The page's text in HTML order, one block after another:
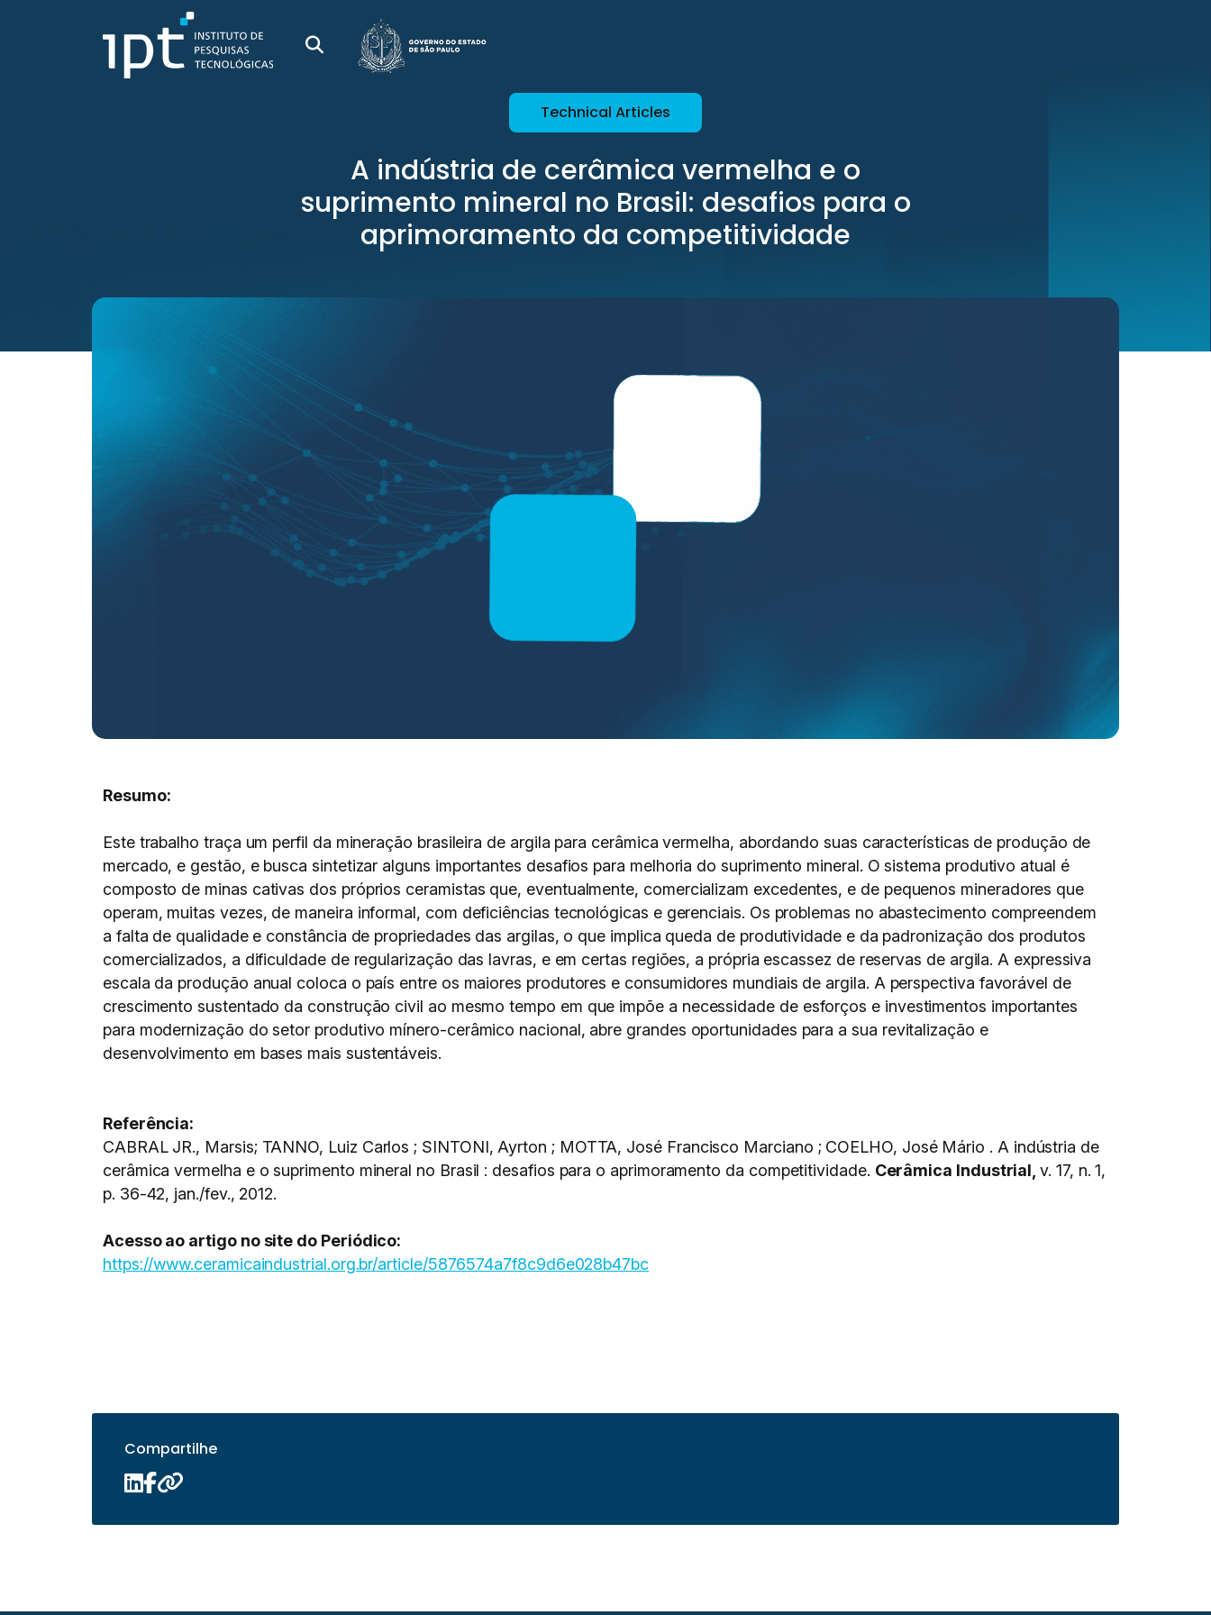
Technical Articles
A indústria de cerâmica vermelha e o
suprimento mineral no Brasil: desafios para o
aprimoramento da competitividade
Resumo:
Este trabalho traça um perfil da mineração brasileira de argila para cerâmica vermelha, abordando suas características de produção de
mercado, e gestão, e busca sintetizar alguns importantes desafios para melhoria do suprimento mineral. O sistema produtivo atual é
composto de minas cativas dos próprios ceramistas que, eventualmente, comercializam excedentes, e de pequenos mineradores que
operam, muitas vezes, de maneira informal, com deficiências tecnológicas e gerenciais. Os problemas no abastecimento compreendem
a falta de qualidade e constância de propriedades das argilas, o que implica queda de produtividade e da padronização dos produtos
comercializados, a dificuldade de regularização das lavras, e em certas regiões, a própria escassez de reservas de argila. A expressiva
escala da produção anual coloca o país entre os maiores produtores e consumidores mundiais de argila. A perspectiva favorável de
crescimento sustentado da construção civil ao mesmo tempo em que impõe a necessidade de esforços e investimentos importantes
para modernização do setor produtivo mínero-cerâmico nacional, abre grandes oportunidades para a sua revitalização e
desenvolvimento em bases mais sustentáveis.
Referência:
CABRAL JR., Marsis; TANNO, Luiz Carlos ; SINTONI, Ayrton ; MOTTA, José Francisco Marciano ; COELHO, José Mário . A indústria de
cerâmica vermelha e o suprimento mineral no Brasil : desafios para o aprimoramento da competitividade. Cerâmica Industrial,v. 17, n. 1,
p. 36-42, jan./fev., 2012.
Acesso ao artigo no site do Periódico:
https://www.ceramicaindustrial.org.br/article/5876574a7f8c9d6e028b47bc
Compartilhe